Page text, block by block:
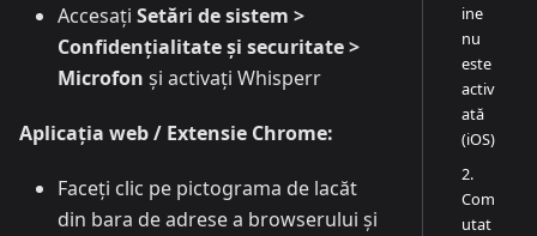
Accesați Setări de sistem >
Confidențialitate și securitate >
Microfon și activați Whisperr
Aplicația web / Extensie Chrome:
Faceți clic pe pictograma de lacăt
din bara de adrese a browserului și
ine
nu
este
activ
ată
(iOS)
2.
Com
utat